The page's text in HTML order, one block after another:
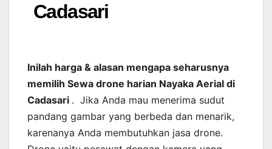
Cadasari
Inilah harga & alasan mengapa seharusnya
memilih Sewa drone harian Nayaka Aerial di
Cadasari . Jika Anda mau menerima sudut
pandang gambar yang berbeda dan menarik,
karenanya Anda membutuhkan jasa drone.